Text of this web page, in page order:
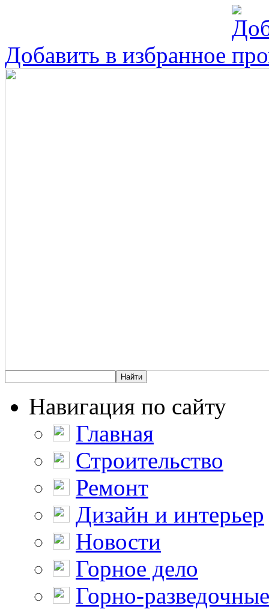
Добавить в избранное
Навигация по сайту
Главная
Строительство
Ремонт
Дизайн и интерьер
Новости
Горное дело
Горно-